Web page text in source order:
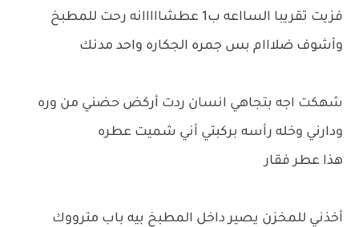
فزيت تقريبا السااعه ب1 عطشااااانه رحت للمطبخ
وأشوف ضلااام بس جمره الجكاره واحد مدنك
شهكت اجه بتجاهي انسان ردت أركض حضني من وره
ودارني وخله رأسه بركبتي أني شميت عطره
هذا عطر فقار
أخذني للمخزن يصير داخل المطبخ بيه باب مترووك